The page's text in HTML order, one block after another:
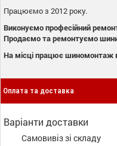
Працюємо з 2012 року.
Виконуємо професійний
Продаємо та ремонтуємо шини
На місці працює шиномонтаж
Оплата та доставка
Варіанти доставки
Самовивіз зі складу